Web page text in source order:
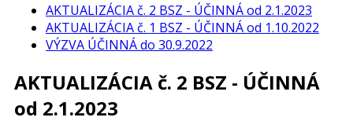
AKTUALIZÁCIA č. 2 BSZ - ÚČINNÁ od 2.1.2023
AKTUALIZÁCIA č. 1 BSZ - ÚČINNÁ od 1.10.2022
VÝZVA ÚČINNÁ do 30.9.2022
AKTUALIZÁCIA č. 2 BSZ - ÚČINNÁ
od 2.1.2023